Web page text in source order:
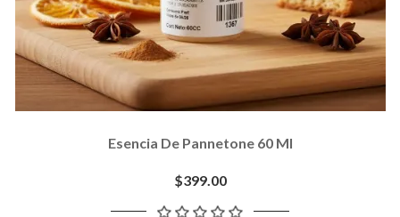
Esencia De Pannetone 60 Ml
$399.00